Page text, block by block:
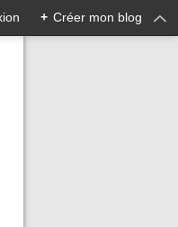
+ Créer mon blog